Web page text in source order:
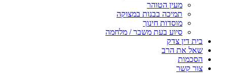
מעין הטוהר
תמיכה בבנות במצוקה
מוסדות חינוך
סיוע בעת משבר / מלחמה
בית דין צדק
שאל את הרב
הסכמות
צור קשר